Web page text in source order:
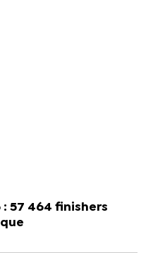
57 464 finishers